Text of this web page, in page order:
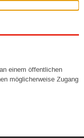
einem öffentlichen
möglicherweise Zugang